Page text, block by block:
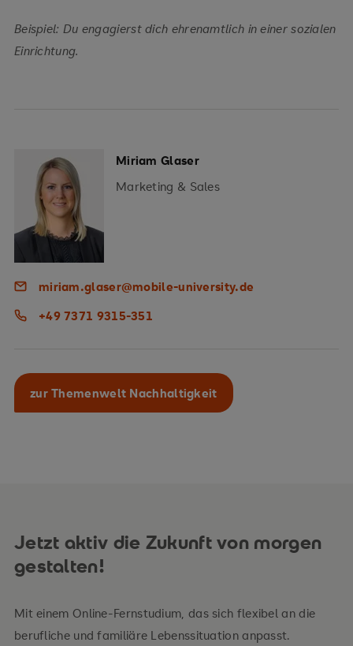
Beispiel: Du engagierst dich ehrenamtlich in einer sozialen
Einrichtung.
Miriam Glaser
Marketing & Sales
miriam.glaser@mobile-university.de
+49 7371 9315-351
zur Themenwelt Nachhaltigkeit
Jetzt aktiv die Zukunft von morgen
gestalten!
Mit einem Online-Fernstudium, das sich flexibel an die
berufliche und familiäre Lebenssituation anpasst.